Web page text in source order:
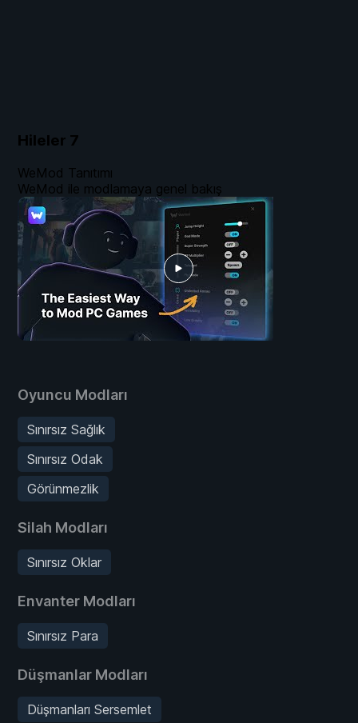
Hileler 7
Oyuncu Modları
Sınırsız Sağlık
Sınırsız Odak
Görünmezlik
Silah Modları
Sınırsız Oklar
Envanter Modları
Sınırsız Para
Düşmanlar Modları
Düşmanları Sersemlet
WeMod Tanıtımı
WeMod ile modlamaya genel bakış